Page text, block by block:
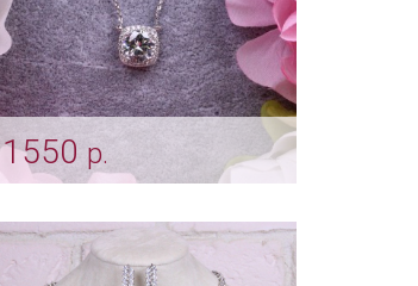
1550 р.
«Иллюзион» с цепочкой
Арт: ser_0055